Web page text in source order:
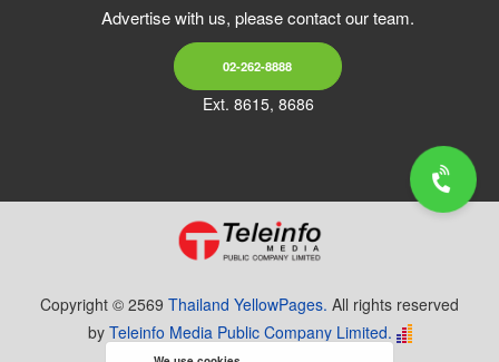
Advertise with us, please contact our team.
02-262-8888
Ext. 8615, 8686
Copyright © 2569 Thailand YellowPages. All rights reserved
by Teleinfo Media Public Company Limited.